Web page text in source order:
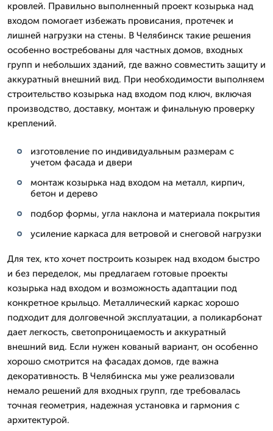
кровлей. Правильно выполненный проект козырька над
входом помогает избежать провисания, протечек и
лишней нагрузки на стены. В Челябинск такие решения
особенно востребованы для частных домов, входных
групп и небольших зданий, где важно совместить защиту и
аккуратный внешний вид. При необходимости выполняем
строительство козырька над входом под ключ, включая
производство, доставку, монтаж и финальную проверку
креплений.
изготовление по индивидуальным размерам с
учетом фасада и двери
монтаж козырька над входом на металл, кирпич,
бетон и дерево
подбор формы, угла наклона и материала покрытия
усиление каркаса для ветровой и снеговой нагрузки
Для тех, кто хочет построить козырек над входом быстро
и без переделок, мы предлагаем готовые проекты
козырька над входом и возможность адаптации под
конкретное крыльцо. Металлический каркас хорошо
подходит для долговечной эксплуатации, а поликарбонат
дает легкость, светопроницаемость и аккуратный
внешний вид. Если нужен кованый вариант, он особенно
хорошо смотрится на фасадах домов, где важна
декоративность. В Челябинска мы уже реализовали
немало решений для входных групп, где требовалась
точная геометрия, надежная установка и гармония с
архитектурой.